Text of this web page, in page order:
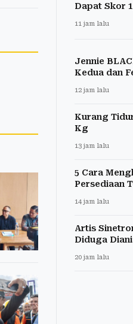
Dapat Skor
11 jam lalu
Jennie
Kedua dan
12 jam lalu
Kurang
Kg
13 jam lalu
5 Cara
Persediaan
14 jam lalu
Artis
Diduga
20 jam lalu